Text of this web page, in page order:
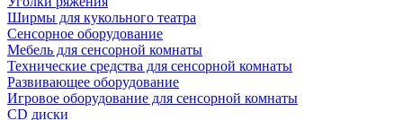
Ширмы для кукольного театра
Сенсорное оборудование
Мебель для сенсорной комнаты
Технические средства для сенсорной комнаты
Развивающее оборудование
Игровое оборудование для сенсорной комнаты
CD диски